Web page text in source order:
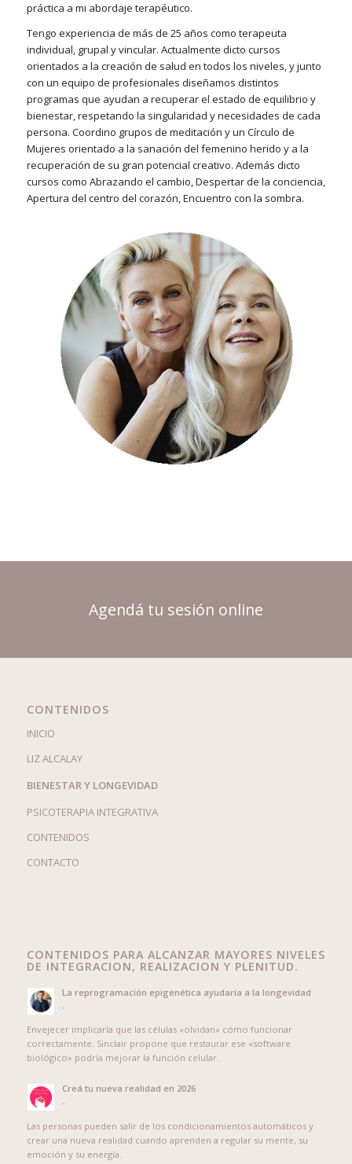
práctica a mi abordaje terapéutico.
Tengo experiencia de más de 25 años como terapeuta
individual, grupal y vincular. Actualmente dicto cursos
orientados a la creación de salud en todos los niveles, y junto
con un equipo de profesionales diseñamos distintos
programas que ayudan a recuperar el estado de equilibrio y
bienestar, respetando la singularidad y necesidades de cada
persona. Coordino grupos de meditación y un Círculo de
Mujeres orientado a la sanación del femenino herido y a la
recuperación de su gran potencial creativo. Además dicto
cursos como Abrazando el cambio, Despertar de la conciencia,
Apertura del centro del corazón, Encuentro con la sombra.
Agendá tu sesión online
CONTENIDOS
INICIO
LIZ ALCALAY
BIENESTAR Y LONGEVIDAD
PSICOTERAPIA INTEGRATIVA
CONTENIDOS
CONTACTO
CONTENIDOS PARA ALCANZAR MAYORES NIVELES
DE INTEGRACION, REALIZACION Y PLENITUD.
La reprogramación epigenética ayudaría a la longevidad
-
Envejecer implicaría que las células «olvidan» cómo funcionar
correctamente. Sinclair propone que restaurar ese «software
biológico» podría mejorar la función celular.
Creá tu nueva realidad en 2026
-
Las personas pueden salir de los condicionamientos automáticos y
crear una nueva realidad cuando aprenden a regular su mente, su
emoción y su energía.